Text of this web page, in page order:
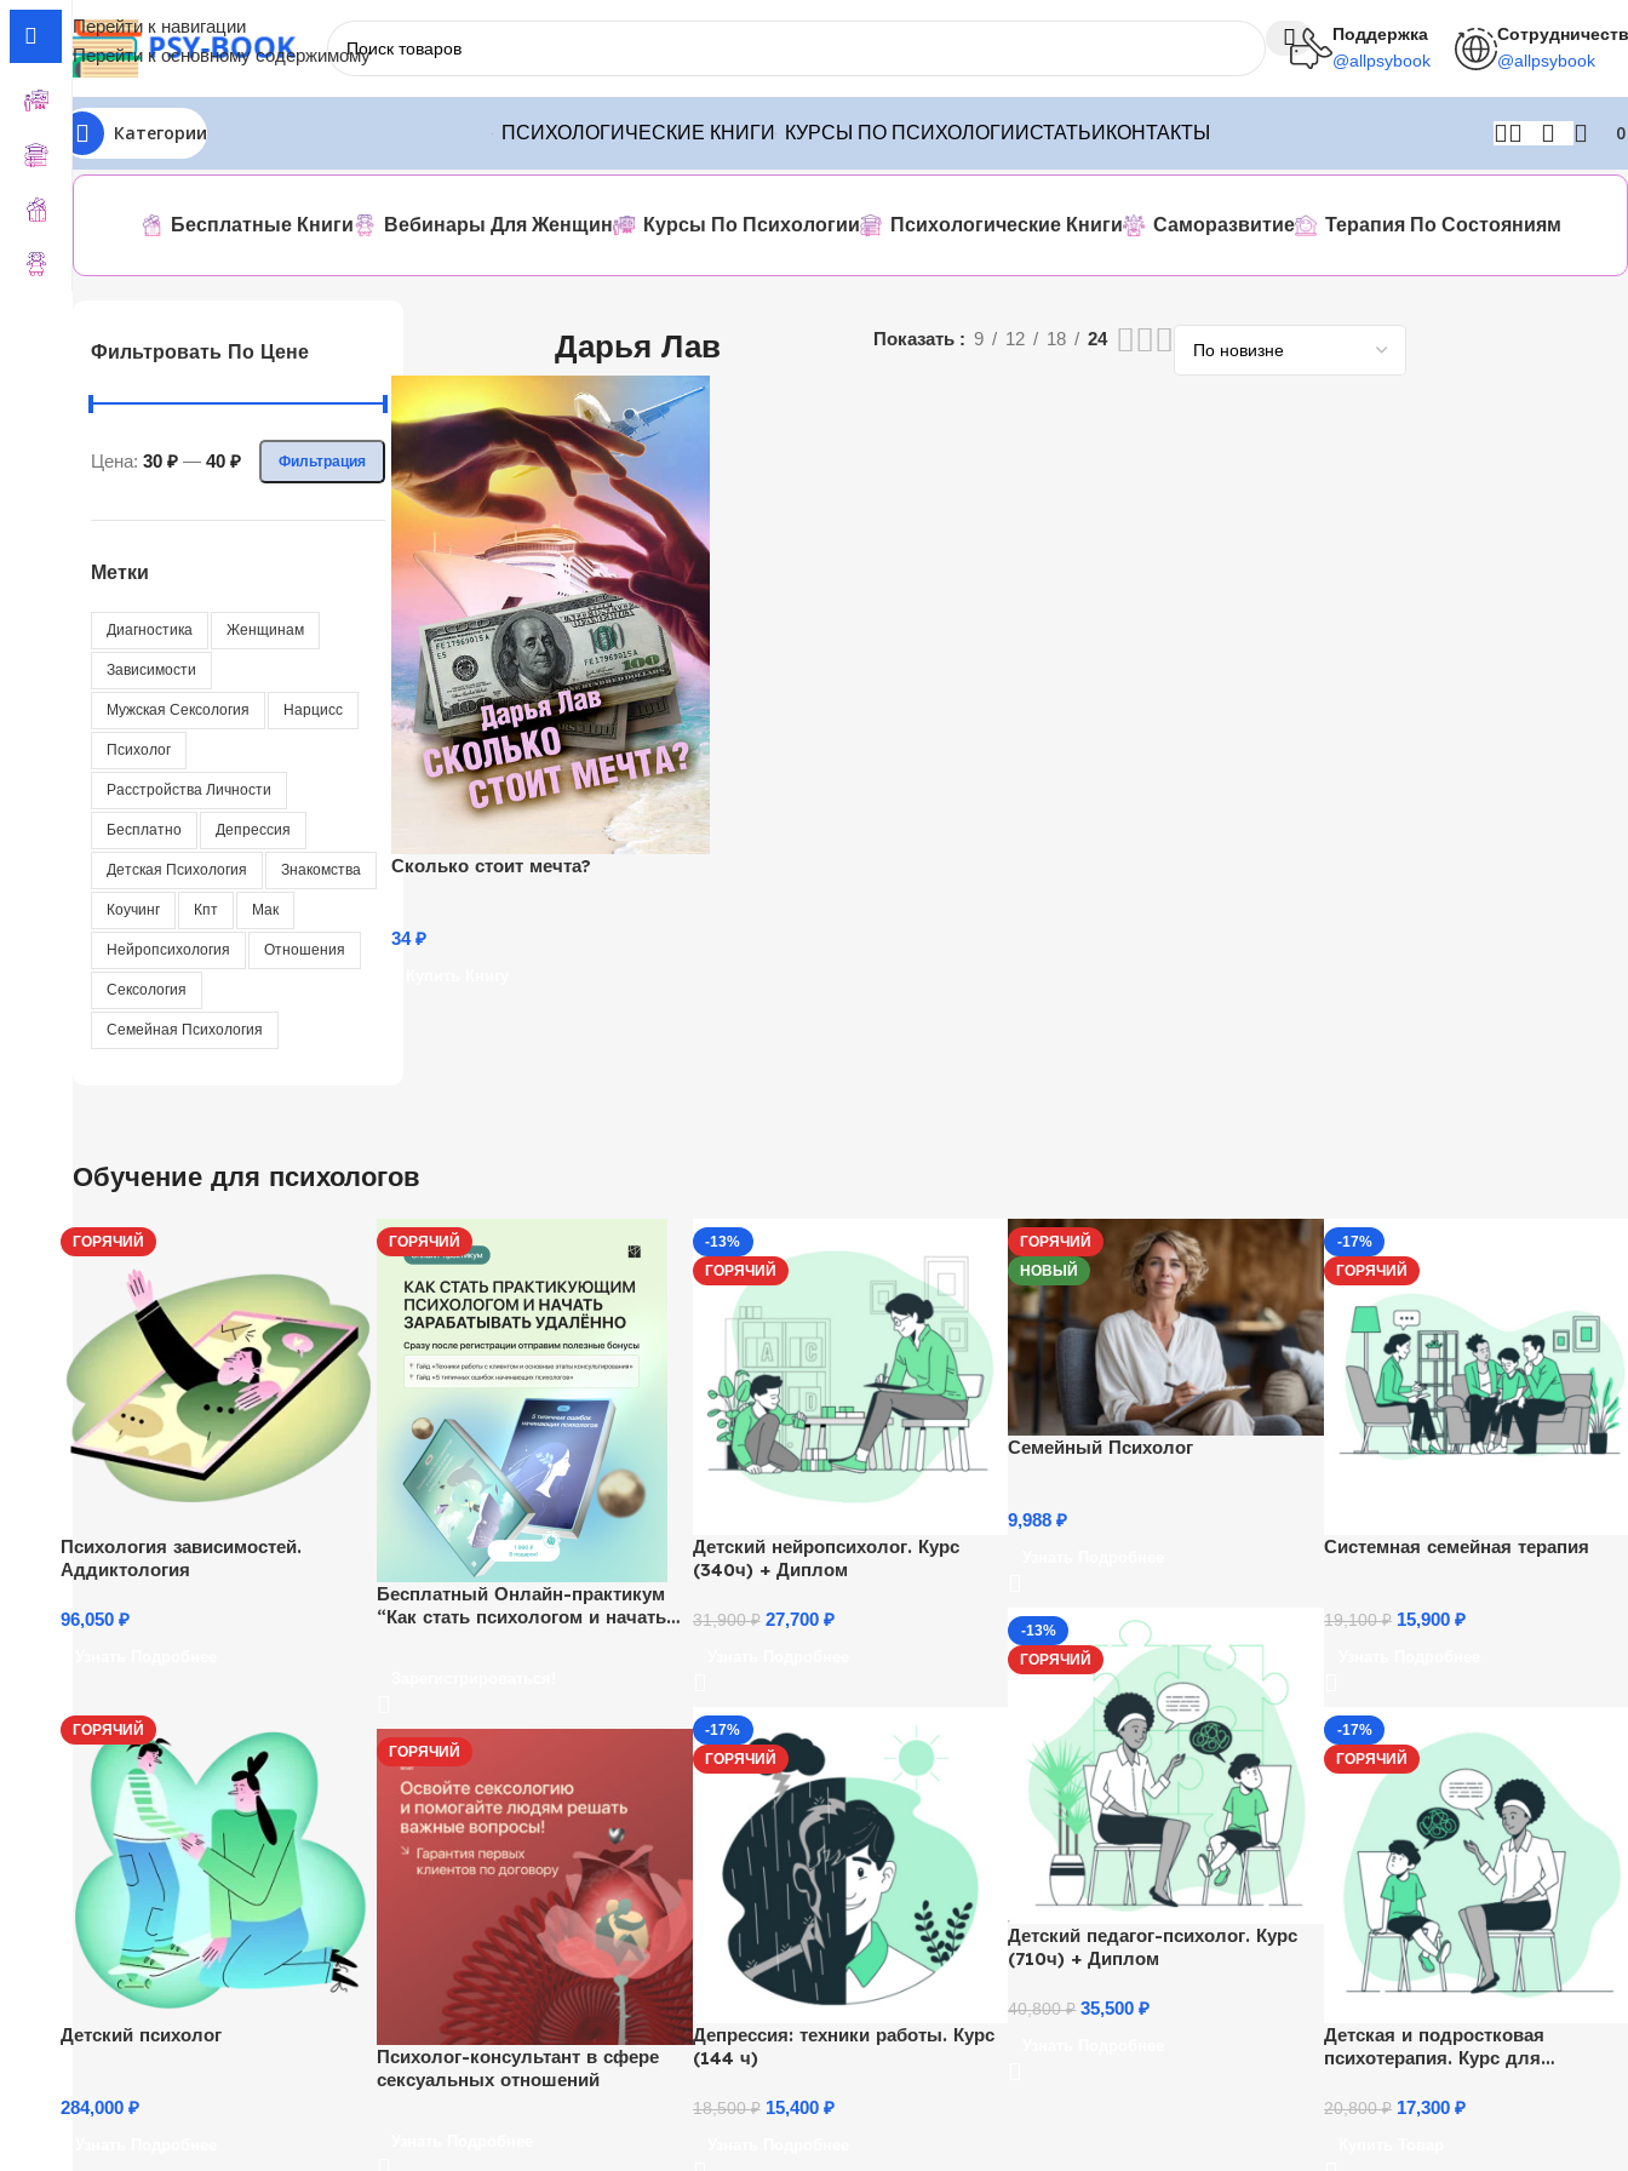
Перейти к навигации
Перейти к основному содержимому
Поддержка
@allpsybook @allpsybook
Категории ПСИХОЛОГИЧЕСКИЕ КНИГИ КУРСЫ ПО ПСИХОЛОГИИСТАТЬИ КОНТАКТЫ
Главная ЛИТРЕС
Бесплатные Книги Вебинары Для Женщин Курсы По Психологии Психологические Книги Саморазвитие Терапия По Состояниям
Фильтровать По Цене
Фильтрация
Цена: 30 ₽ — 40 ₽
Метки
Диагностика Женщинам
Зависимости
Мужская Сексология Нарцисс
Психолог
Расстройства Личности
Бесплатно Депрессия
Детская Психология Знакомства
Коучинг Кпт Мак
Нейропсихология Отношения
Сексология
Семейная Психология
Дарья Лав Показать 9 12 18 24
Сколько стоит мечта?
34₽
Обучение для психологов
ГОРЯЧИЙ
Психология зависимостей.
Аддиктология
96,050 ₽
ГОРЯЧИЙ
Бесплатный Онлайн-практикум
“Как стать психологом и начать
-13%
ГОРЯЧИЙ
Детский нейропсихолог. Курс
(340ч) + Диплом
31,900₽ 27,700 ₽
ГОРЯЧИЙ
НОВЫЙ
Семейный Психолог
9,988₽
-17%
ГОРЯЧИЙ
Системная семейная терапия
19,100₽ 15,900₽
-13%
ГОРЯЧИЙ
Детский педагог-психолог. Курс
(710ч) + Диплом
40,800₽ 35,500₽
ГОРЯЧИЙ
Детский психолог
284,000 ₽
-17%
ГОРЯЧИЙ
Депрессия: техники работы. Курс
(144 ч)
18,500₽ 15,400 ₽
-17%
ГОРЯЧИЙ
Детская и подростковая
психотерапия. Курс для
20,800₽ 17,300₽
ГОРЯЧИЙ
Психолог-консультант в сфере
сексуальных отношений